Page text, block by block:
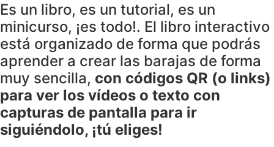
Es un libro, es un tutorial, es un
minicurso, ¡es todo!. El libro interactivo
está organizado de forma que podrás
aprender a crear las barajas de forma
muy sencilla, con códigos QR (o links)
para ver los vídeos o texto con
capturas de pantalla para ir
siguiéndolo, ¡tú eliges!